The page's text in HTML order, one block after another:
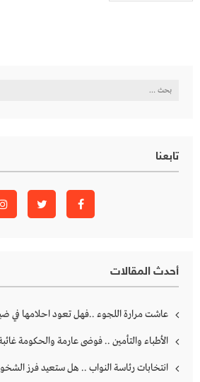
البحث
تابعنا
أحدث المقالات
عاشت مرارة اللجوء ..فهل تعود احلامها في
الأطباء والتأمين .. فوضى عارمة والحكومة
انتخابات رئاسة النواب .. هل ستعيد فرز